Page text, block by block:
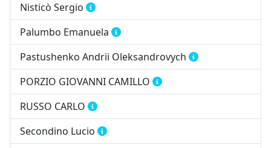
Nisticò Sergio
Palumbo Emanuela
Pastushenko Andrii Oleksandrovych
PORZIO GIOVANNI CAMILLO
RUSSO CARLO
Secondino Lucio